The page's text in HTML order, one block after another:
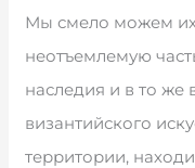
Мы смело можем их
неотъемлемую
наследия и в то же
византийского
территории,